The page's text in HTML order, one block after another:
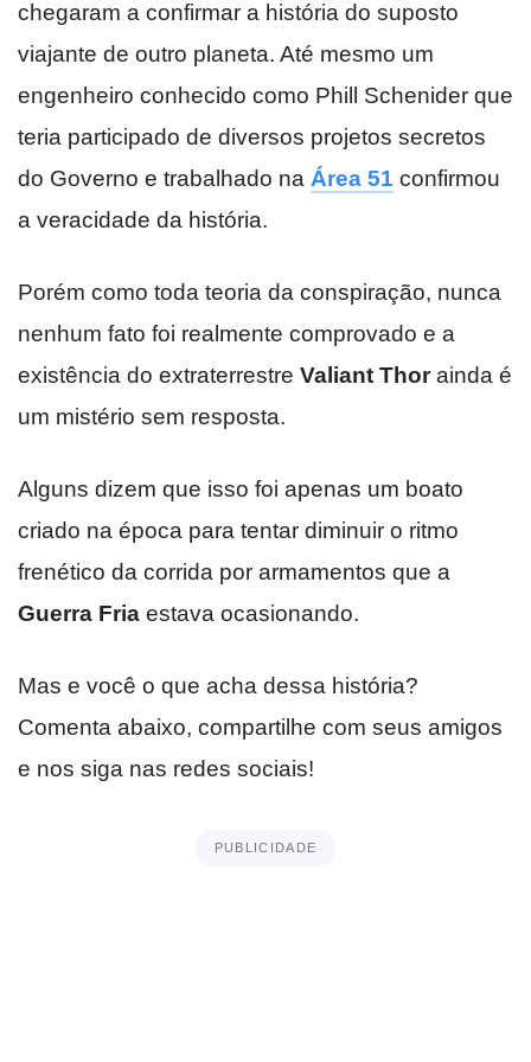
chegaram a confirmar a história do suposto
viajante de outro planeta. Até mesmo um
engenheiro conhecido como Phill Schenider que
teria participado de diversos projetos secretos
do Governo e trabalhado na Área 51 confirmou
a veracidade da história.
Porém como toda teoria da conspiração, nunca
nenhum fato foi realmente comprovado e a
existência do extraterrestre Valiant Thorainda é
um mistério sem resposta.
Alguns dizem que isso foi apenas um boato
criado na época para tentar diminuir o ritmo
frenético da corrida por armamentos que a
Guerra Fria estava ocasionando.
Mas e você o que acha dessa história?
Comenta abaixo, compartilhe com seus amigos
e nos siga nas redes sociais!
PUBLICIDADE